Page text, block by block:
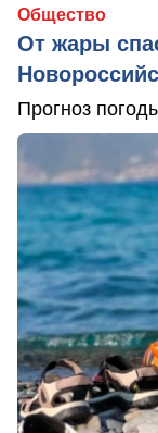
Общество
От жары
Прогноз